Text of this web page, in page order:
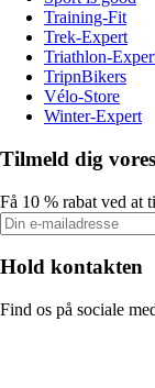
Training-Fit
Trek-Expert
Triathlon-
TripnBikers
Vélo-Store
Winter-Expert
Tilmeld dig
Få 10 % rabat ved at
Hold kontakten
Find os på sociale